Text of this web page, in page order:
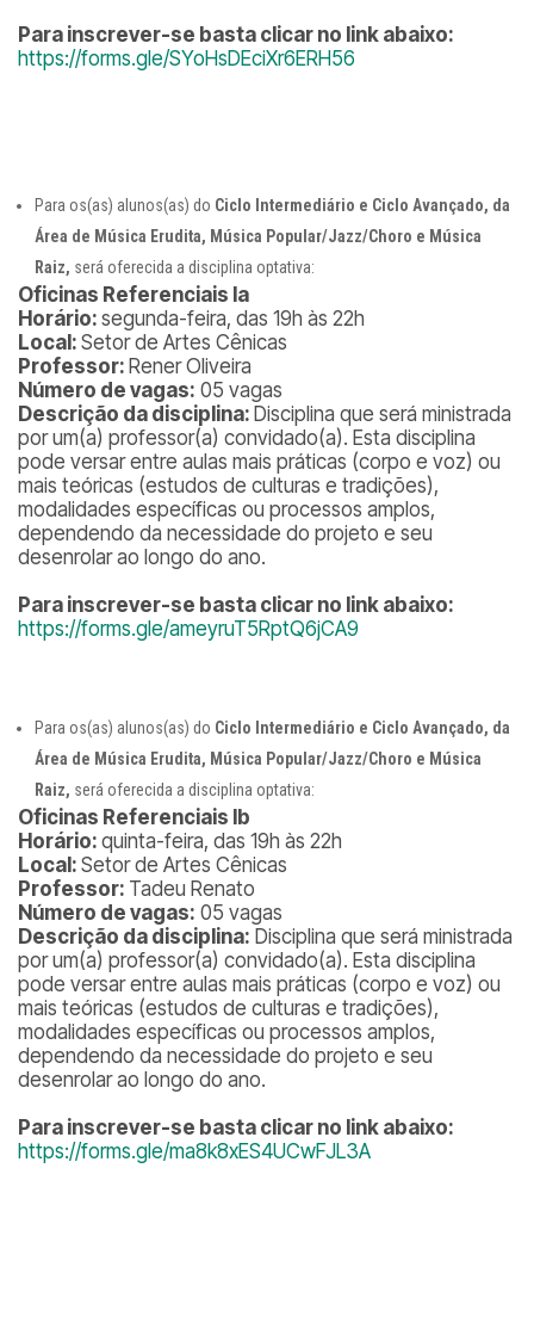
Para inscrever-se basta clicar no link abaixo:
https://forms.gle/SYoHsDEciXr6ERH56
Para os(as) alunos(as) do Ciclo Intermediário e Ciclo Avançado, da
Área de Música Erudita, Música Popular/Jazz/Choro e Música
Raiz, será oferecida a disciplina optativa:
Oficinas Referenciais Ia
Horário: segunda-feira, das 19h às 22h
Local: Setor de Artes Cênicas
Professor: Rener Oliveira
Número de vagas: 05 vagas
Descrição da disciplina: Disciplina que será ministrada
por um(a) professor(a) convidado(a). Esta disciplina
pode versar entre aulas mais práticas (corpo e voz) ou
mais teóricas (estudos de culturas e tradições),
modalidades específicas ou processos amplos,
dependendo da necessidade do projeto e seu
desenrolar ao longo do ano.
Para inscrever-se basta clicar no link abaixo:
https://forms.gle/ameyruT5RptQ6jCA9
Para os(as) alunos(as) do Ciclo Intermediário e Ciclo Avançado, da
Área de Música Erudita, Música Popular/Jazz/Choro e Música
Raiz, será oferecida a disciplina optativa:
Oficinas Referenciais Ib
Horário: quinta-feira, das 19h às 22h
Local: Setor de Artes Cênicas
Professor: Tadeu Renato
Número de vagas: 05 vagas
Descrição da disciplina: Disciplina que será ministrada
por um(a) professor(a) convidado(a). Esta disciplina
pode versar entre aulas mais práticas (corpo e voz) ou
mais teóricas (estudos de culturas e tradições),
modalidades específicas ou processos amplos,
dependendo da necessidade do projeto e seu
desenrolar ao longo do ano.
Para inscrever-se basta clicar no link abaixo:
https://forms.gle/ma8k8xES4UCwFJL3A